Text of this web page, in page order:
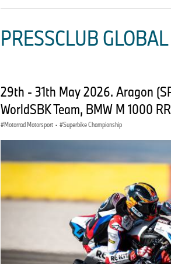
PRESSCLUB GLOBAL
29th - 31th May 2026. Aragon
WorldSBK Team, BMW M 1000
Motorrad Motorsport · Superbike Championship